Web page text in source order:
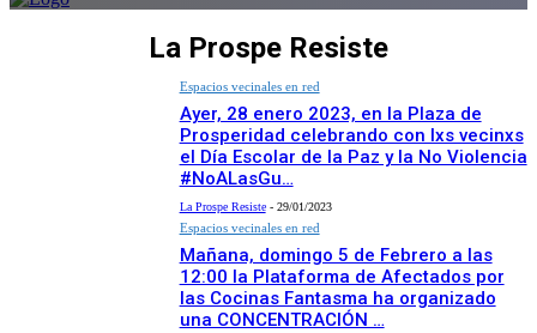
La Prospe Resiste
Espacios vecinales en red
Ayer, 28 enero 2023, en la Plaza de
Prosperidad celebrando con lxs vecinxs
el Día Escolar de la Paz y la No Violencia
#NoALasGu…
La Prospe Resiste - 29/01/2023
Espacios vecinales en red
Mañana, domingo 5 de Febrero a las
12:00 la Plataforma de Afectados por
las Cocinas Fantasma ha organizado
una CONCENTRACIÓN …